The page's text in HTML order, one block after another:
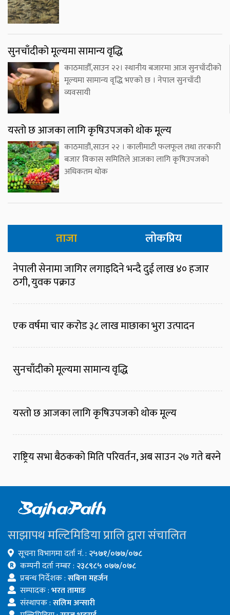
सुनचाँदीको मूल्यमा सामान्य वृद्धि
काठमाडौँ,साउन २२। स्थानीय बजारमा आज सुनचाँदीको
मूल्यमा सामान्य वृद्धि भएको छ । नेपाल सुनचाँदी
व्यवसायी
यस्तो छ आजका लागि कृषिउपजको थोक मूल्य
काठमाडौं,साउन २२ । कालीमाटी फलफूल तथा तरकारी
बजार विकास समितिले आजका लागि कृषिउपजको
अधिकतम थोक
ताजा लोकप्रिय
नेपाली सेनामा जागिर लगाइदिने भन्दै दुई लाख ४० हजार
ठगी, युवक पक्राउ
एक वर्षमा चार करोड ३८ लाख माछाका भुरा उत्पादन
सुनचाँदीको मूल्यमा सामान्य वृद्धि
यस्तो छ आजका लागि कृषिउपजको थोक मूल्य
राष्ट्रिय सभा बैठकको मिति परिवर्तन, अब साउन २७ गते बस्ने
साझापथ मल्टिमिडिया प्रालि द्वारा संचालित
सूचना विभागमा दर्ता नं. : २५७१/०७७/०७८
कम्पनी दर्ता नम्बर : २३८९८५ ०७७/०७८
प्रबन्ध निर्देशक :सबिना महर्जन
सम्पादक :भरत तामाङ
संस्थापक :सलिम अन्सारी